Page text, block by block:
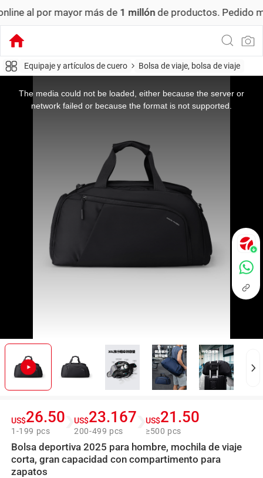
más de1 millónde productos. Pedido mínimo: US$
Equipaje y artículos de cuero Bolsa de viaje, bolsa de viaje
The media could not be loaded, either because the server or
network failed or because the format is not supported.
US$26.50
1-199 pcs
US$23.167
200-499 pcs
US$21.50
≥500 pcs
Bolsa deportiva 2025 para hombre, mochila de viaje
corta, gran capacidad con compartimento para
zapatos